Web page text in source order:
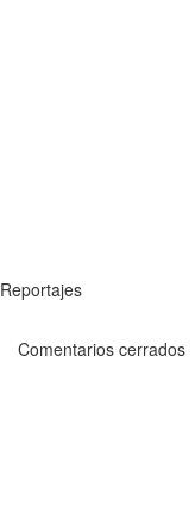
Reportajes
Comentarios cerrados